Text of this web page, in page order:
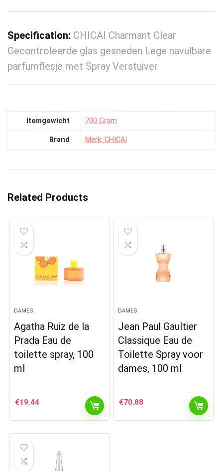
Specification: CHICAI Charmant Clear
Gecontroleerde glas gesneden Lege navulbare
parfumflesje met Spray Verstuiver
Itemgewicht ‎700 Gram
Brand Merk: CHICAI
Related Products
DAMES
Agatha Ruiz de la
Prada Eau de
toilette spray, 100
ml
€19.44
DAMES
Jean Paul Gaultier
Classique Eau de
Toilette Spray voor
dames, 100 ml
€70.88